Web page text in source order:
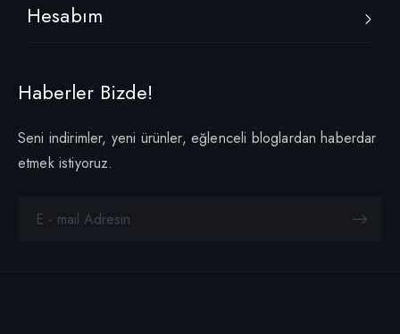
Hesabım
Haberler Bizde!
Seni indirimler, yeni ürünler, eğlenceli bloglardan haberdar
etmek istiyoruz.